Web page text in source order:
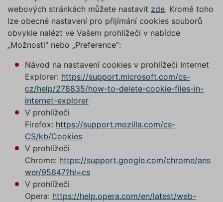
webových stránkách můžete nastavit zde. Kromě toho
lze obecné nastavení pro přijímání cookies souborů
obvykle nalézt ve Vašem prohlížeči v nabídce
„Možnosti“ nebo „Preference“:
Návod na nastavení cookies v prohlížeči Internet
Explorer: https://support.microsoft.com/cs-
cz/help/278835/how-to-delete-cookie-files-in-
internet-explorer
V prohlížeči
Firefox: https://support.mozilla.com/cs-
CS/kb/Cookies
V prohlížeči
Chrome: https://support.google.com/chrome/ans
wer/95647?hl=cs
V prohlížeči
Opera: https://help.opera.com/en/latest/web-